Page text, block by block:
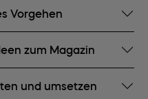
Vorgehen
zum Magazin
und umsetzen